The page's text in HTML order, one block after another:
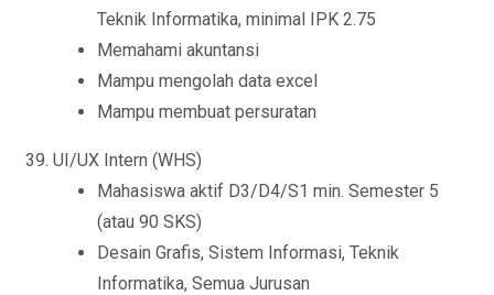
Teknik Informatika, minimal IPK 2.75
Memahami akuntansi
Mampu mengolah data excel
Mampu membuat persuratan
UI/UX Intern (WHS)
Mahasiswa aktif D3/D4/S1 min. Semester 5
(atau 90 SKS)
Desain Grafis, Sistem Informasi, Teknik
Informatika, Semua Jurusan